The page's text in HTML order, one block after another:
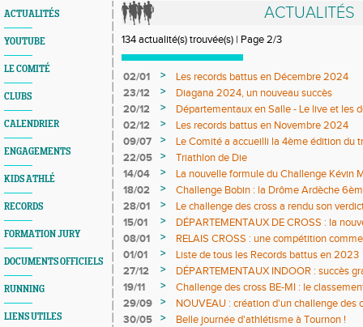
ACTUALITÉS
YOUTUBE
LE COMITÉ
CLUBS
CALENDRIER
ENGAGEMENTS
KIDS ATHLÉ
RECORDS
FORMATION JURY
DOCUMENTS OFFICIELS
RUNNING
LIENS UTILES
ACTUALITÉS
134 actualité(s) trouvée(s) | Page 2/3
02/01 >
Les records battus en Décembre 2024
23/12
>
Diagana 2024, un nouveau succès
20/12
>
Départementaux en Salle - Le live et les
02/12
>
Les records battus en Novembre 2024
09/07
>
Le Comité a accueilli la 4ème édition du
22/05
>
Triathlon de Die
14/04
>
La nouvelle formule du Challenge Kévin
18/02
>
Challenge Bobin : la Drôme Ardèche
Cross
28/01 >
Le challenge des cross a rendu son
15/01
>
DÉPARTEMENTAUX DE CROSS : la
08/01
>
RELAIS CROSS : une compétition
01/01
>
Liste de tous les Records battus en 2023
27/12
>
DÉPARTEMENTAUX INDOOR : succès
19/11
>
Challenge des cross BE-MI : le
29/09
>
NOUVEAU : création d'un challenge des
30/05
>
Belle journée d'athlétisme à Tournon !